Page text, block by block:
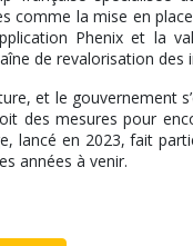
la mise en
Phenix et la
de revalorisation des
et le gouvernement
des mesures pour
lancé en 2023, fait
années à venir.